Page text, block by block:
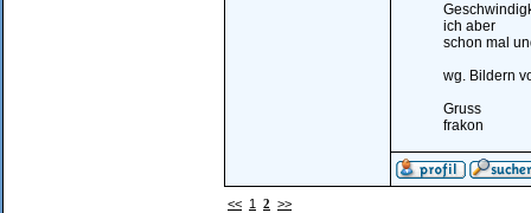
ich aber
schon mal
wg. Bildern
Gruss
frakon
<< 1 2 >>